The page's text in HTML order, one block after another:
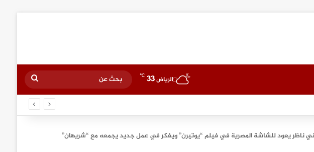
الرياض33
℃
بحث
عن
ناظر يعود للشاشة المصرية في فيلم “يوتيرن” ويفكر في عمل جديد يجمعه مع “شريهان”